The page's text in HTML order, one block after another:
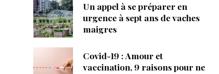
Un appel à se préparer en
urgence à sept ans de vaches
maigres
Covid-19 : Amour et
vaccination, 9 raisons pour ne